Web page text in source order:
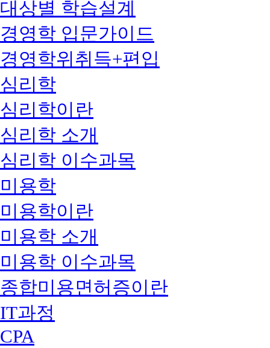
대상별 학습설계
경영학 입문가이드
경영학위취득+편입
심리학
심리학이란
심리학 소개
심리학 이수과목
미용학
미용학이란
미용학 소개
미용학 이수과목
종합미용면허증이란
IT과정
CPA